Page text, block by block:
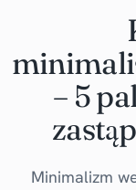
– 5
Minimalizm